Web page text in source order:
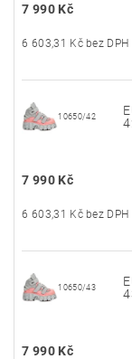
7 990 Kč
6 603,31 Kč bez DPH
10650/42
7 990 Kč
6 603,31 Kč bez DPH
10650/43
7 990 Kč